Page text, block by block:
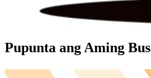
Pupunta ang Aming Bus